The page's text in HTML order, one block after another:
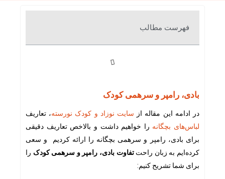
فهرست مطالب
بادی، رامپر و سرهمی کودک
در ادامه این مقاله از سایت نوزاد و کودک نورسته، تعاریف
لباس‌های بچگانه را خواهیم داشت و بالاخص تعاریف دقیقی
برای بادی، رامپر و سرهمی بچگانه را ارائه کردیم و سعی
کرده‌ایم به زبان راحتتفاوت‌ بادی، رامپر و سرهمی کودک را
برای شما تشریح کنیم: